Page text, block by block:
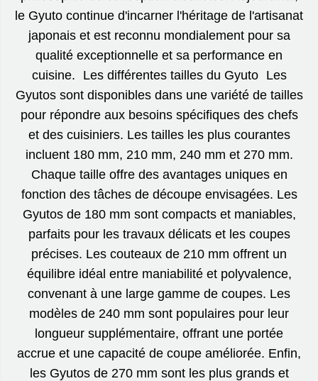
le Gyuto continue d'incarner l'héritage de l'artisanat
japonais et est reconnu mondialement pour sa
qualité exceptionnelle et sa performance en
cuisine. Les différentes tailles du Gyuto Les
Gyutos sont disponibles dans une variété de tailles
pour répondre aux besoins spécifiques des chefs
et des cuisiniers. Les tailles les plus courantes
incluent 180 mm, 210 mm, 240 mm et 270 mm.
Chaque taille offre des avantages uniques en
fonction des tâches de découpe envisagées. Les
Gyutos de 180 mm sont compacts et maniables,
parfaits pour les travaux délicats et les coupes
précises. Les couteaux de 210 mm offrent un
équilibre idéal entre maniabilité et polyvalence,
convenant à une large gamme de coupes. Les
modèles de 240 mm sont populaires pour leur
longueur supplémentaire, offrant une portée
accrue et une capacité de coupe améliorée. Enfin,
les Gyutos de 270 mm sont les plus grands et